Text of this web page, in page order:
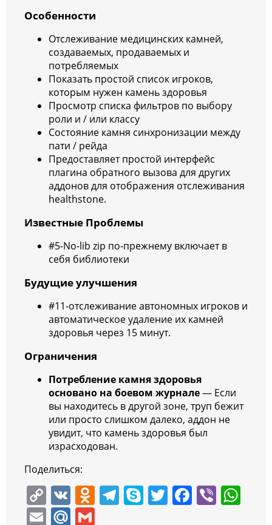
Особенности
Отслеживание медицинских камней,
создаваемых, продаваемых и
потребляемых
Показать простой список игроков,
которым нужен камень здоровья
Просмотр списка фильтров по выбору
роли и / или классу
Состояние камня синхронизации между
пати / рейда
Предоставляет простой интерфейс
плагина обратного вызова для других
аддонов для отображения отслеживания
healthstone.
Известные Проблемы
#5-No-lib zip по-прежнему включает в
себя библиотеки
Будущие улучшения
#11-отслеживание автономных игроков и
автоматическое удаление их камней
здоровья через 15 минут.
Ограничения
Потребление камня здоровья
основано на боевом журнале— Если
вы находитесь в другой зоне, труп бежит
или просто слишком далеко, аддон не
увидит, что камень здоровья был
израсходован.
Поделиться:
C
o
V
K
O T S T F Vi
E M